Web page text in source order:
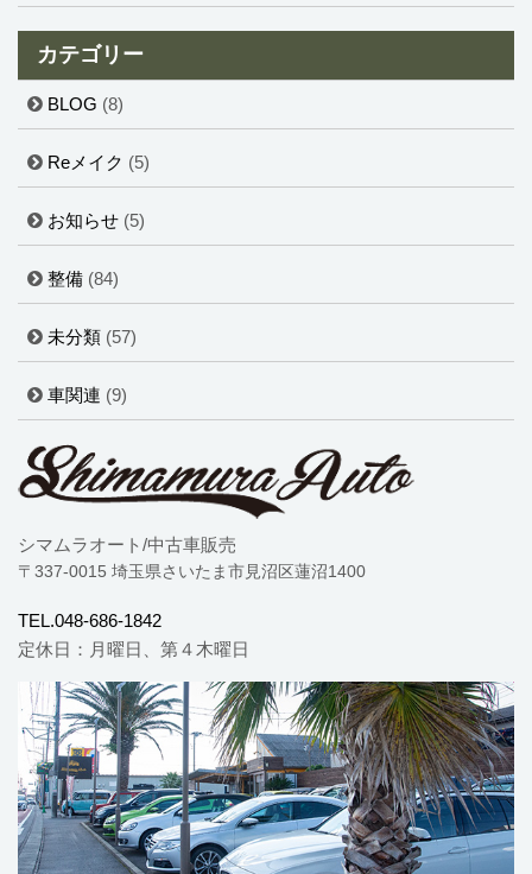
カテゴリー
BLOG (8)
Reメイク (5)
お知らせ (5)
整備 (84)
未分類 (57)
車関連 (9)
シマムラオート/中古車販売
〒337-0015 埼玉県さいたま市見沼区蓮沼1400
TEL.048-686-1842
定休日：月曜日、第４木曜日